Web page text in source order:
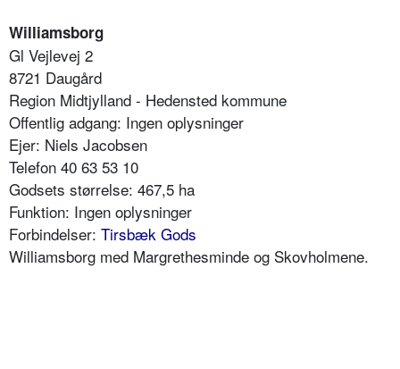
Williamsborg
Gl Vejlevej 2
8721 Daugård
Region Midtjylland - Hedensted kommune
Offentlig adgang: Ingen oplysninger
Ejer: Niels Jacobsen
Telefon 40 63 53 10
Godsets størrelse: 467,5 ha
Funktion: Ingen oplysninger
Forbindelser: Tirsbæk Gods
Williamsborg med Margrethesminde og Skovholmene.